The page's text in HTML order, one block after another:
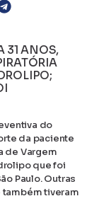
31 ANOS,
do
da paciente
de Vargem
que foi
Paulo. Outras
tiveram